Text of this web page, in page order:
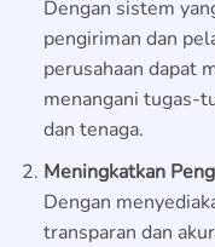
Dengan sistem
pengiriman dan
perusahaan dapat
menangani tugas-
dan tenaga.
Meningkatkan
Dengan
transparan dan